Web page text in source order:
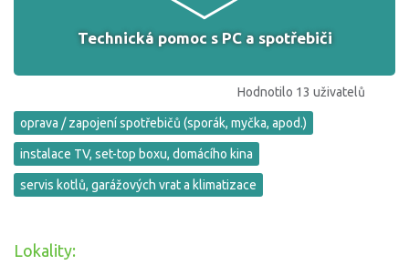
Technická pomoc s PC a spotřebiči
Hodnotilo 13 uživatelů
oprava / zapojení spotřebičů (sporák, myčka, apod.)
instalace TV, set-top boxu, domácího kina
servis kotlů, garážových vrat a klimatizace
Lokality: